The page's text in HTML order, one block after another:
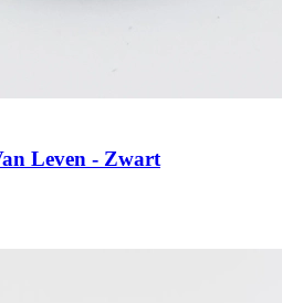
Leven - Zwart